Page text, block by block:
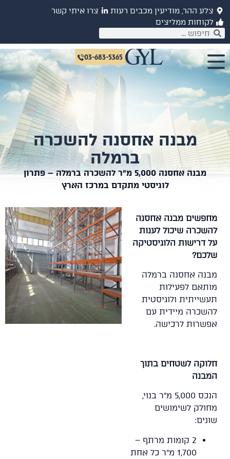
צלע ההר, מודיעין מכבים רעות
צרו איתי קשר
לקוחות ממליצים
03-683-5365
מבנה אחסנה להשכרה
ברמלה
מבנה אחסנה 5,000 מ"ר להשכרה ברמלה – פתרון
לוגיסטי מתקדם במרכז הארץ
מחפשים מבנה אחסנה
להשכרה שיכול לענות
על דרישות הלוגיסטיקה
שלכם?
מבנה אחסנה ברמלה
מותאם לפעילות
תעשייתית ולוגיסטית
להשכרה מיידית עם
אפשרות לרכישה.
חלוקה לשטחים בתוך
המבנה
הנכס 5,000 מ"ר בנוי,
מחולק לשימושים
שונים:
2 קומות מרתף –
1,700 מ"ר כל אחת